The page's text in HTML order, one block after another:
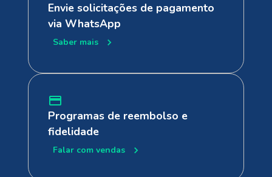
Envie solicitações de pagamento
via WhatsApp
Saber mais
Programas de reembolso e
fidelidade
Falar com vendas